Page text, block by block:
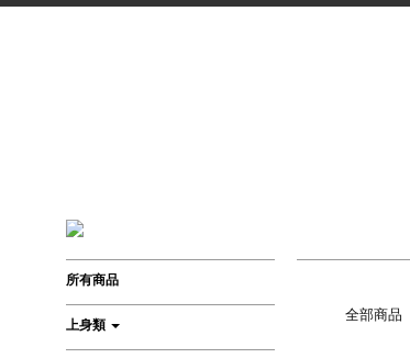
所有商品
上身類 全部商品